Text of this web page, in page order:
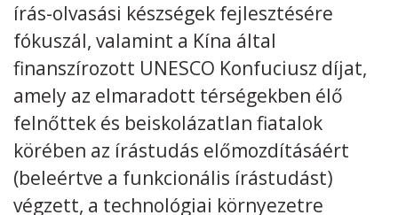
Kövess minket unescohungary
Adatkezelési tájékoztató
Technikai információk
RSS
írás-olvasási készségek fejlesztésére
fókuszál, valamint a Kína által
finanszírozott UNESCO Konfuciusz díjat,
amely az elmaradott térségekben élő
felnőttek és beiskolázatlan fiatalok
körében az írástudás előmozdításáért
(beleértve a funkcionális írástudást)
végzett, a technológiai környezetre